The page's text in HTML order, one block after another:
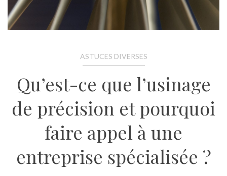
ASTUCES DIVERSES
Qu’est-ce que l’usinage
de précision et pourquoi
faire appel à une
entreprise spécialisée ?